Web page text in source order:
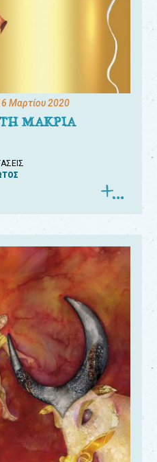
Μαρτίου 2020
ΜΑΚΡΙΑ